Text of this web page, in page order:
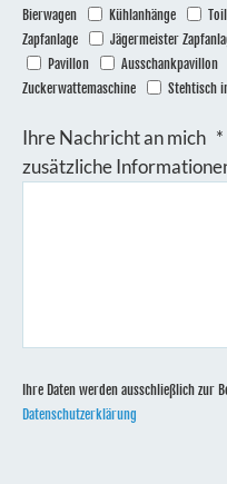
Bierwagen
Kühlanhänge
Zapfanlage
Jägermeister
Pavillon
Ausschankpavillon
Zuckerwattemaschine
Stehtisch
Ihre Nachricht an mich *
zusätzliche
Ihre Daten werden ausschließlich zur
Datenschutzerklärung